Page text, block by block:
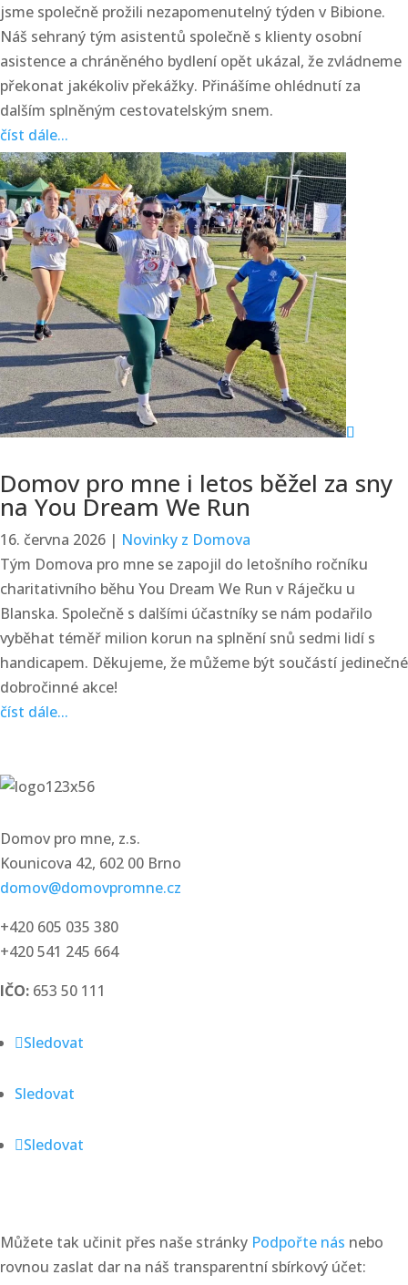
jsme společně prožili nezapomenutelný týden v Bibione.
Náš sehraný tým asistentů společně s klienty osobní
asistence a chráněného bydlení opět ukázal, že zvládneme
překonat jakékoliv překážky. Přinášíme ohlédnutí za
dalším splněným cestovatelským snem.
číst dále...
Domov pro mne i letos běžel za sny
na You Dream We Run
16. června 2026 | Novinky z Domova
Tým Domova pro mne se zapojil do letošního ročníku
charitativního běhu You Dream We Run v Ráječku u
Blanska. Společně s dalšími účastníky se nám podařilo
vyběhat téměř milion korun na splnění snů sedmi lidí s
handicapem. Děkujeme, že můžeme být součástí jedinečné
dobročinné akce!
číst dále...
Domov pro mne, z.s.
Kounicova 42, 602 00 Brno
domov@domovpromne.cz
+420 605 035 380
+420 541 245 664
IČO: 653 50 111
Sledovat
Sledovat
Sledovat
Můžete tak učinit přes naše stránky Podpořte nás nebo
rovnou zaslat dar na náš transparentní sbírkový účet: